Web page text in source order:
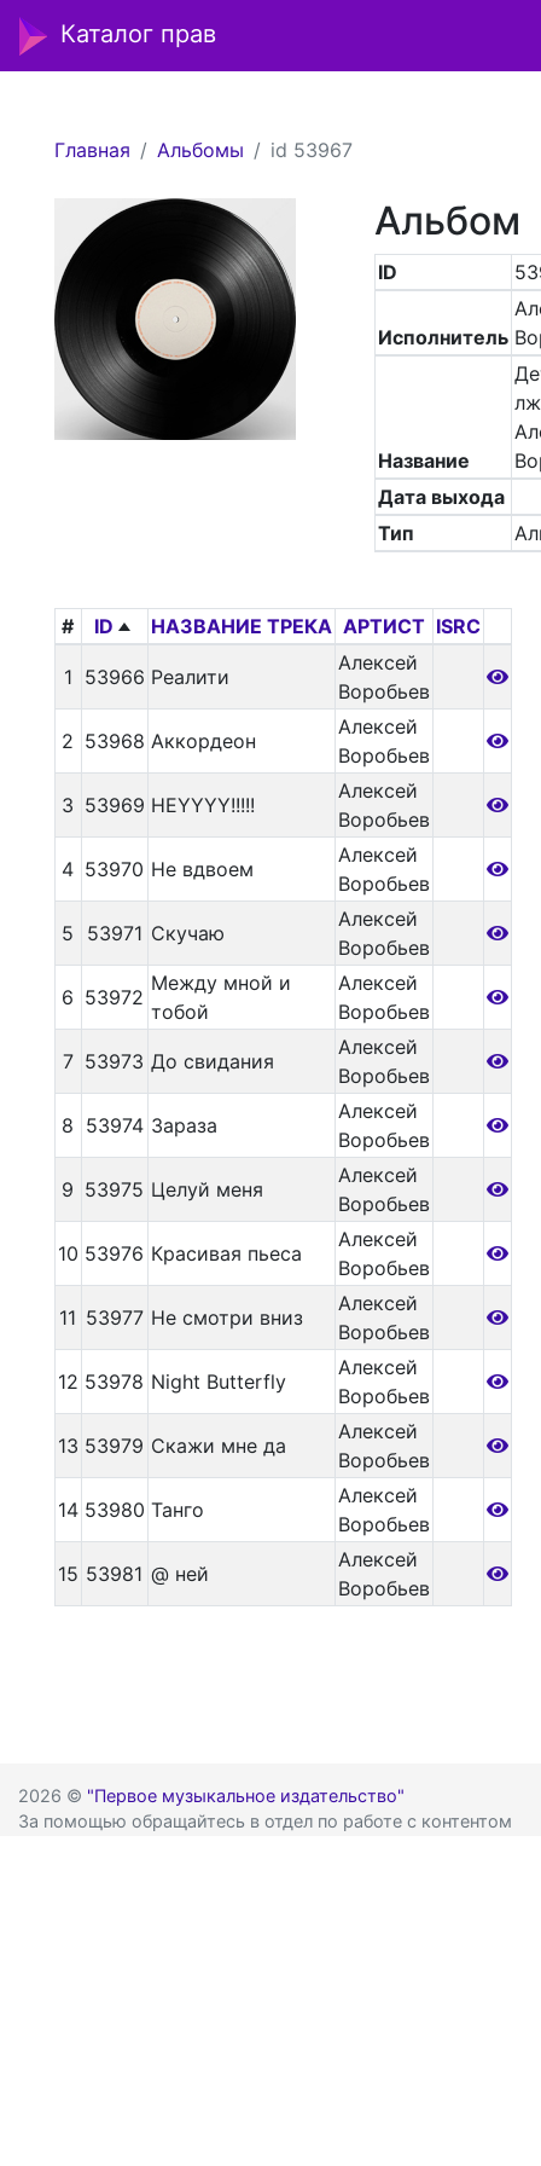
Каталог прав
Главная Альбомы id 53967
Альбом
ID
Исполнитель
Название
Дата выхода
Тип
# ID НАЗВАНИЕ ТРЕКА АРТИСТ ISRC
1 53966 Реалити
Алексей
Воробьев
2 53968 Аккордеон
Алексей
Воробьев
3 53969 HEYYYY!!!!!
Алексей
Воробьев
4 53970 Не вдвоем
Алексей
Воробьев
5 53971 Скучаю
Алексей
Воробьев
6 53972
Между мной и
тобой
Алексей
Воробьев
7 53973 До свидания
Алексей
Воробьев
8 53974 Зараза
Алексей
Воробьев
9 53975 Целуй меня
Алексей
Воробьев
10 53976 Красивая пьеса
Алексей
Воробьев
11 53977 Не смотри вниз
Алексей
Воробьев
12 53978 Night Butterfly
Алексей
Воробьев
13 53979 Скажи мне да
Алексей
Воробьев
14 53980 Танго
Алексей
Воробьев
15 53981 @ ней
Алексей
Воробьев
2026 © "Первое музыкальное издательство"
За помощью обращайтесь в отдел по работе с контентом